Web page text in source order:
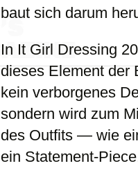
baut sich darum
In It Girl Dressing
dieses Element der
kein verborgenes
sondern wird zum
des Outfits — wie
ein Statement-